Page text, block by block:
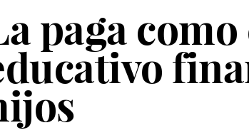
paga